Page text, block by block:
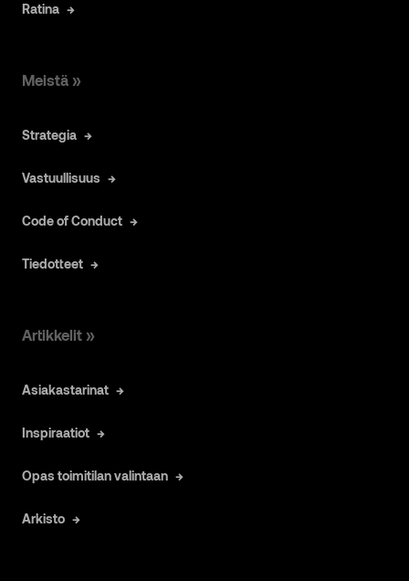
Ratina
Meistä »
Strategia
Vastuullisuus
Code of Conduct
Tiedotteet
Artikkelit »
Asiakastarinat
Inspiraatiot
Opas toimitilan valintaan
Arkisto